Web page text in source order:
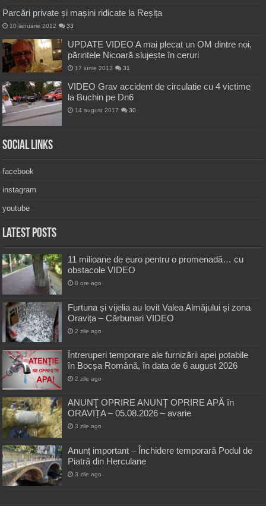
Parcări private și mașini ridicate la Reșița
10 ianuarie 2012 33
UPDATE VIDEO A mai plecat un OM dintre noi,
părintele Nicoară slujește în ceruri
17 iunie 2013 31
VIDEO Grav accident de circulatie cu 4 victime
la Buchin pe Dn6
14 august 2017 30
Social Links
facebook
instagram
youtube
Latest Posts
11 milioane de euro pentru o promenadă… cu
obstacole VIDEO
8 ore ago
Furtuna și vijelia au lovit Valea Almăjului și zona
Oravița – Cărbunari VIDEO
2 zile ago
Întreruperi temporare ale furnizării apei potabile
în Bocșa Română, în data de 6 august 2026
2 zile ago
ANUNŢ OPRIRE ANUNŢ OPRIRE APĂ în
ORAVIȚA – 05.08.2026 – avarie
3 zile ago
Anunț important – Închidere temporară Podul de
Piatră din Herculane
3 zile ago